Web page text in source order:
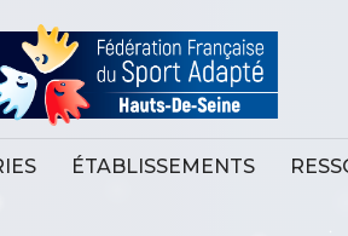
ÉTABLISSEMENTS